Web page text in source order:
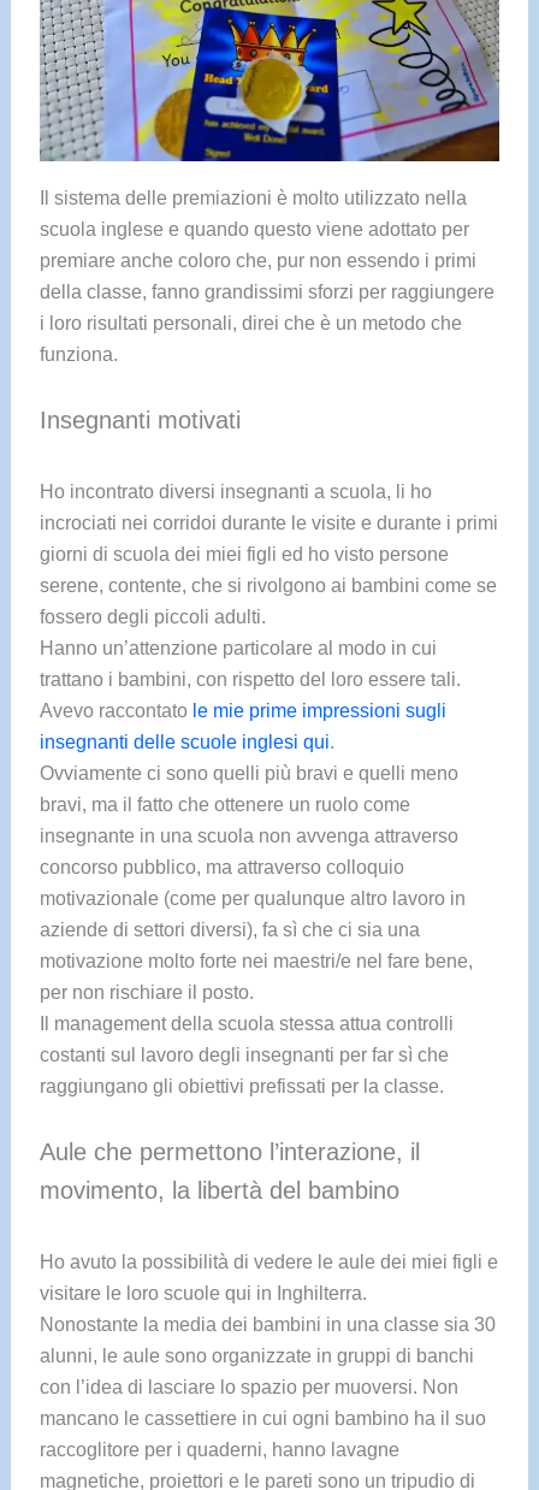
Il sistema delle premiazioni è molto utilizzato nella
scuola inglese e quando questo viene adottato per
premiare anche coloro che, pur non essendo i primi
della classe, fanno grandissimi sforzi per raggiungere
i loro risultati personali, direi che è un metodo che
funziona.
Insegnanti motivati
Ho incontrato diversi insegnanti a scuola, li ho
incrociati nei corridoi durante le visite e durante i primi
giorni di scuola dei miei figli ed ho visto persone
serene, contente, che si rivolgono ai bambini come se
fossero degli piccoli adulti.
Hanno un’attenzione particolare al modo in cui
trattano i bambini, con rispetto del loro essere tali.
Avevo raccontato le mie prime impressioni sugli
insegnanti delle scuole inglesi qui.
Ovviamente ci sono quelli più bravi e quelli meno
bravi, ma il fatto che ottenere un ruolo come
insegnante in una scuola non avvenga attraverso
concorso pubblico, ma attraverso colloquio
motivazionale (come per qualunque altro lavoro in
aziende di settori diversi), fa sì che ci sia una
motivazione molto forte nei maestri/e nel fare bene,
per non rischiare il posto.
Il management della scuola stessa attua controlli
costanti sul lavoro degli insegnanti per far sì che
raggiungano gli obiettivi prefissati per la classe.
Aule che permettono l’interazione, il
movimento, la libertà del bambino
Ho avuto la possibilità di vedere le aule dei miei figli e
visitare le loro scuole qui in Inghilterra.
Nonostante la media dei bambini in una classe sia 30
alunni, le aule sono organizzate in gruppi di banchi
con l’idea di lasciare lo spazio per muoversi. Non
mancano le cassettiere in cui ogni bambino ha il suo
raccoglitore per i quaderni, hanno lavagne
magnetiche, proiettori e le pareti sono un tripudio di